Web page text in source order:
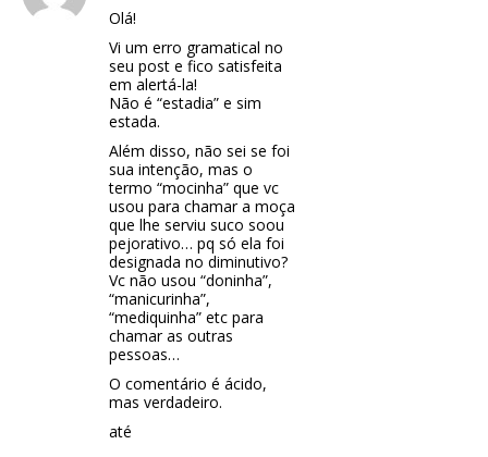
Olá!
Vi um erro gramatical no
seu post e fico satisfeita
em alertá-la!
Não é “estadia” e sim
estada.
Além disso, não sei se foi
sua intenção, mas o
termo “mocinha” que vc
usou para chamar a moça
que lhe serviu suco soou
pejorativo… pq só ela foi
designada no diminutivo?
Vc não usou “doninha”,
“manicurinha”,
“mediquinha” etc para
chamar as outras
pessoas…
O comentário é ácido,
mas verdadeiro.
até